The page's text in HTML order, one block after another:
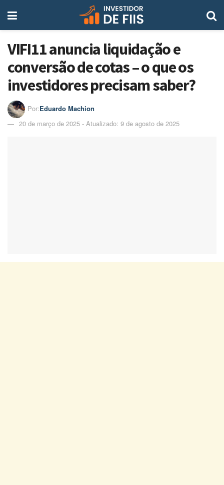
VIFI11 anuncia liquidação e
conversão de cotas – o que os
investidores precisam saber?
Por:Eduardo Machion
20 de março de 2025 - Atualizado: 9 de agosto de 2025